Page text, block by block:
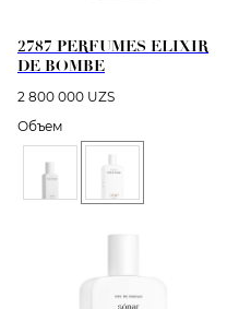
2787 PERFUMES ELIXIR
DE BOMBE
2 800 000 UZS
Объем